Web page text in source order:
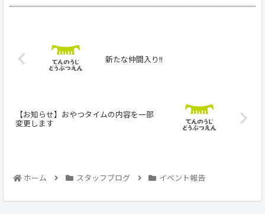
新たな仲間入り!!
【お知らせ】おやつタイムの内容を一部
変更します
ホーム スタッフブログ イベント報告